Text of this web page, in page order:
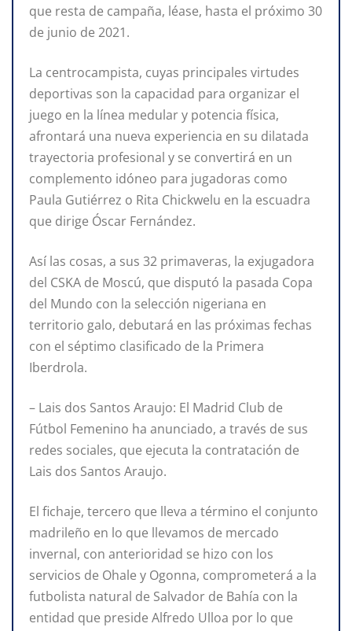
que resta de campaña, léase, hasta el próximo 30
de junio de 2021.
La centrocampista, cuyas principales virtudes
deportivas son la capacidad para organizar el
juego en la línea medular y potencia física,
afrontará una nueva experiencia en su dilatada
trayectoria profesional y se convertirá en un
complemento idóneo para jugadoras como
Paula Gutiérrez o Rita Chickwelu en la escuadra
que dirige Óscar Fernández.
Así las cosas, a sus 32 primaveras, la exjugadora
del CSKA de Moscú, que disputó la pasada Copa
del Mundo con la selección nigeriana en
territorio galo, debutará en las próximas fechas
con el séptimo clasificado de la Primera
Iberdrola.
– Lais dos Santos Araujo: El Madrid Club de
Fútbol Femenino ha anunciado, a través de sus
redes sociales, que ejecuta la contratación de
Lais dos Santos Araujo.
El fichaje, tercero que lleva a término el conjunto
madrileño en lo que llevamos de mercado
invernal, con anterioridad se hizo con los
servicios de Ohale y Ogonna, comprometerá a la
futbolista natural de Salvador de Bahía con la
entidad que preside Alfredo Ulloa por lo que